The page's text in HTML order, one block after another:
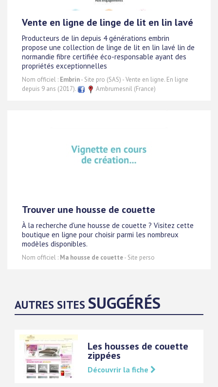
Vente en ligne de linge de lit en lin lavé
Producteurs de lin depuis 4 générations embrin
propose une collection de linge de lit en lin lavé lin de
normandie fibre certifiée éco-responsable ayant des
propriétés exceptionnelles
Nom officiel : Embrin- Site pro (SAS) - Vente en ligne. En ligne
depuis 9 ans (2017).
Ambrumesnil (France)
Trouver une housse de couette
À la recherche d'une housse de couette ? Visitez cette
boutique en ligne pour choisir parmi les nombreux
modèles disponibles.
Nom officiel : Ma housse de couette- Site perso
AUTRES SITES SUGGÉRÉS
Les housses de couette
zippées
Découvrir la fiche